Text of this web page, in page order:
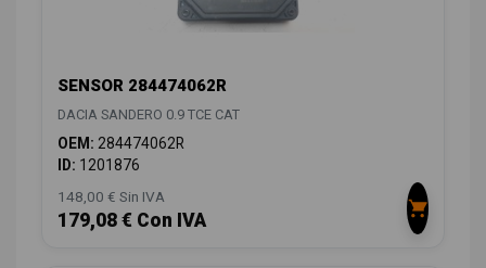
SENSOR 284474062R
DACIA SANDERO 0.9 TCE CAT
OEM: 284474062R
ID: 1201876
148,00 € Sin IVA
179,08 € Con IVA